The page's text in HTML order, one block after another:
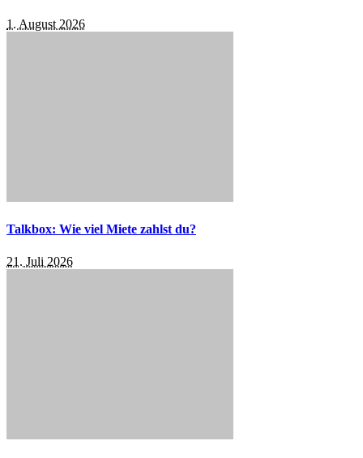
1. August 2026
Talkbox: Wie viel Miete zahlst du?
21. Juli 2026